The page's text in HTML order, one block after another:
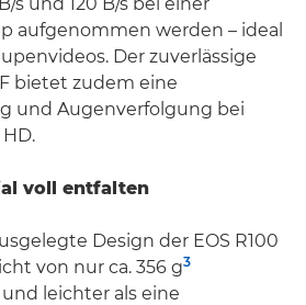
aufgenommen werden – ideal
Der zuverlässige
bietet zudem eine
und Augenverfolgung bei
voll entfalten
Design der EOS R100
von nur ca. 356 g3
leichter als eine